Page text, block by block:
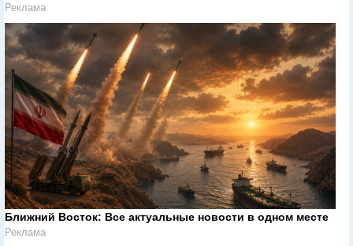
Реклама
Ближний Восток: Все актуальные новости в одном месте
Реклама